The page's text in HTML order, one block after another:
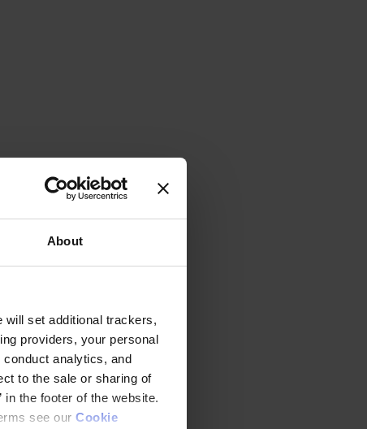
About
will set additional trackers,
providers, your personal
analytics, and
to the sale or sharing of
the footer of the website.
see our Cookie